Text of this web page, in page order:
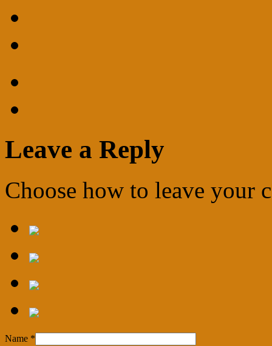
Leave a Reply
Choose how to leave your
Name *